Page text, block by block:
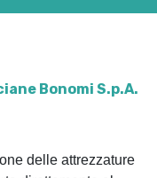
Bonomi S.p.A.
delle attrezzature